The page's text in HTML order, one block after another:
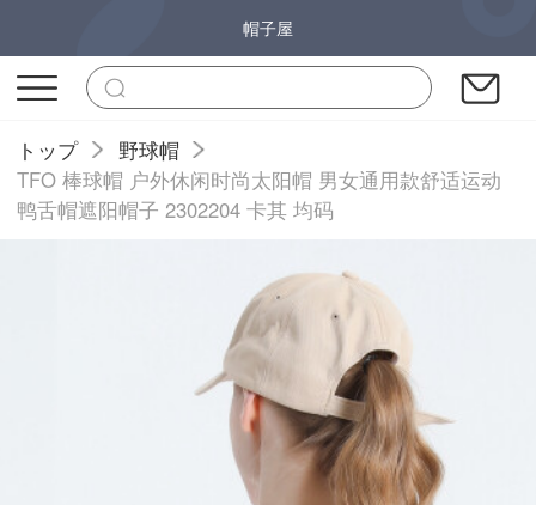
帽子屋
トップ
野球帽
TFO 棒球帽 户外休闲时尚太阳帽 男女通用款舒适运动
鸭舌帽遮阳帽子 2302204 卡其 均码